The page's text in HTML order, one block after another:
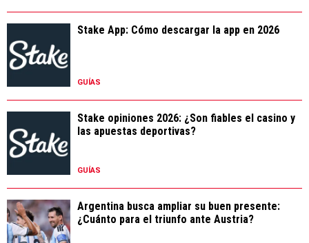
Stake App: Cómo descargar la app en 2026
GUÍAS
Stake opiniones 2026: ¿Son fiables el casino y
las apuestas deportivas?
GUÍAS
Argentina busca ampliar su buen presente:
¿Cuánto para el triunfo ante Austria?